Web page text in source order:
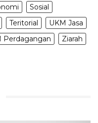
Sosial
Teritorial
UKM Jasa
Perdagangan Ziarah